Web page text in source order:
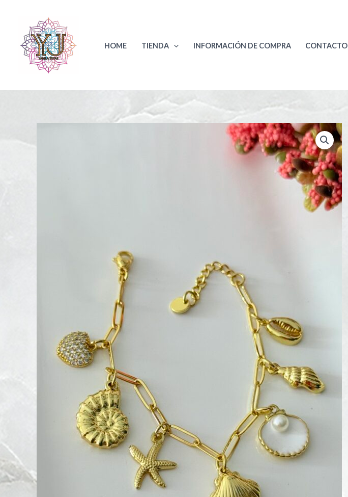
contenido
HOME TIENDA INFORMACIÓN DE COMPRA CONTACTO